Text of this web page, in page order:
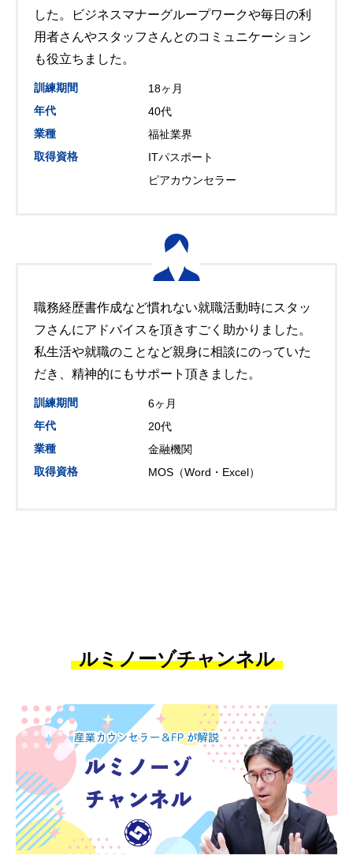
した。ビジネスマナーグループワークや毎日の利
用者さんやスタッフさんとのコミュニケーション
も役立ちました。
訓練期間
18ヶ月
年代
40代
業種
福祉業界
取得資格
ITパスポート
ピアカウンセラー
職務経歴書作成など慣れない就職活動時にスタッ
フさんにアドバイスを頂きすごく助かりました。
私生活や就職のことなど親身に相談にのっていた
だき、精神的にもサポート頂きました。
訓練期間
6ヶ月
年代
20代
業種
金融機関
取得資格
MOS（Word・Excel）
ルミノーゾチャンネル